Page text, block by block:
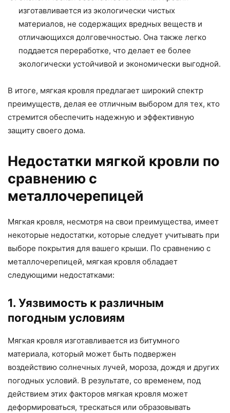
изготавливается из экологически чистых
материалов, не содержащих вредных веществ и
отличающихся долговечностью. Она также легко
поддается переработке, что делает ее более
экологически устойчивой и экономически выгодной.
В итоге, мягкая кровля предлагает широкий спектр
преимуществ, делая ее отличным выбором для тех, кто
стремится обеспечить надежную и эффективную
защиту своего дома.
Недостатки мягкой кровли по
сравнению с
металлочерепицей
Мягкая кровля, несмотря на свои преимущества, имеет
некоторые недостатки, которые следует учитывать при
выборе покрытия для вашего крыши. По сравнению с
металлочерепицей, мягкая кровля обладает
следующими недостатками:
1. Уязвимость к различным
погодным условиям
Мягкая кровля изготавливается из битумного
материала, который может быть подвержен
воздействию солнечных лучей, мороза, дождя и других
погодных условий. В результате, со временем, под
действием этих факторов мягкая кровля может
деформироваться, трескаться или образовывать